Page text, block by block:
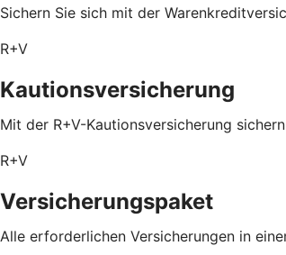
Sichern Sie sich mit der
R+V
Kautionsversicherung
Mit der R+V-Kautionsversicherung
R+V
Versicherungspaket
Alle erforderlichen Versicherungen in